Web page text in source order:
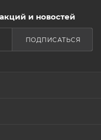
и новостей
ПОДПИСАТЬСЯ